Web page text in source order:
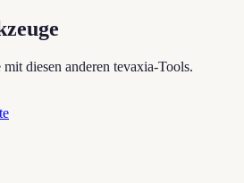
diesen anderen tevaxia-Tools.